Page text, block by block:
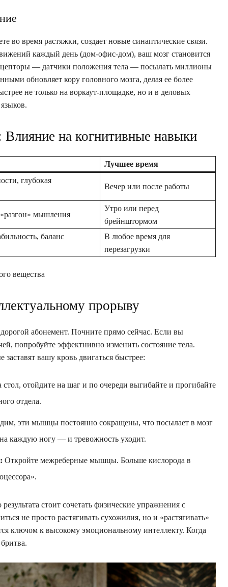
во время растяжки, создает новые синаптические связи.
каждый день (дом-офис-дом), ваш мозг становится
— датчики положения тела — посылать миллионы
обновляет кору головного мозга, делая ее более
не только на воркаут-площадке, но и в деловых
Влияние на когнитивные навыки
Лучшее время
глубокая
Вечер или после работы
мышления
Утро или перед
брейнштормом
баланс
В любое время для
перезагрузки
вещества
прорыву
абонемент. Почните прямо сейчас. Если вы
попробуйте эффектнивно изменить состояние тела.
вашу кровь двигаться быстрее:
отойдите на шаг и по очереди выгибайте и прогибайте
отдела.
эти мышцы постоянно сокращены, что посылает в мозг
каждую ногу — и тревожность уходит.
Откройте межреберные мышцы. Больше кислорода в
стоит сочетать физические упражнения с
не просто растягивать сухожилия, но и «растягивать»
ключом к высокому эмоциональному интеллекту. Когда